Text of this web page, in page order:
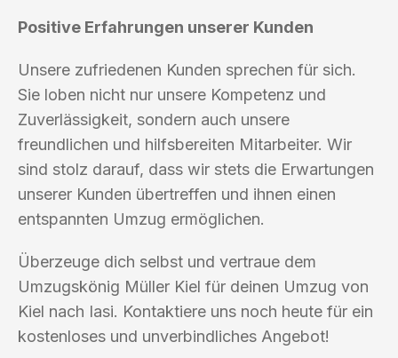
Positive Erfahrungen unserer Kunden
Unsere zufriedenen Kunden sprechen für sich.
Sie loben nicht nur unsere Kompetenz und
Zuverlässigkeit, sondern auch unsere
freundlichen und hilfsbereiten Mitarbeiter. Wir
sind stolz darauf, dass wir stets die Erwartungen
unserer Kunden übertreffen und ihnen einen
entspannten Umzug ermöglichen.
Überzeuge dich selbst und vertraue dem
Umzugskönig Müller Kiel für deinen Umzug von
Kiel nach Iasi. Kontaktiere uns noch heute für ein
kostenloses und unverbindliches Angebot!